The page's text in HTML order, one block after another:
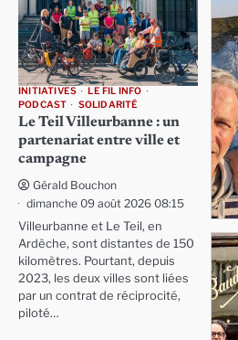
INITIATIVES
LE FIL INFO
PODCAST
SOLIDARITÉ
Le Teil Villeurbanne : un
partenariat entre ville et
campagne
Gérald Bouchon
dimanche 09 août 2026 08:15
Villeurbanne et Le Teil, en
Ardèche, sont distantes de 150
kilomètres. Pourtant, depuis
2023, les deux villes sont liées
par un contrat de réciprocité,
piloté…